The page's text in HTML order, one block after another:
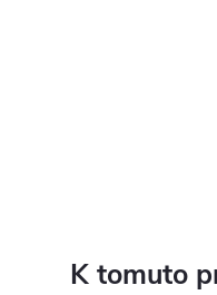
K tomuto